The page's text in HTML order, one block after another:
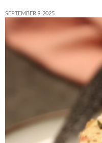
SEPTEMBER 9, 2025